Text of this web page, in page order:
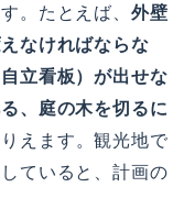
。たとえば、 外壁
なければならな
立看板）が出せな
、庭の木を切るに
えます。観光地で
ていると、計画の